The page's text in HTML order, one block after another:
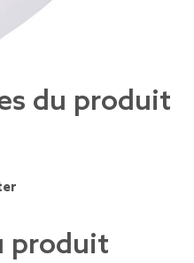
du produit
produit